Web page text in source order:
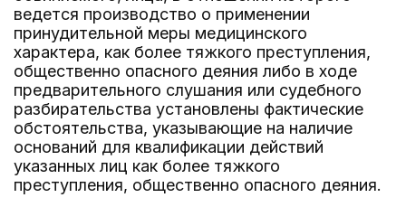
ведется производство о применении
принудительной меры медицинского
характера, как более тяжкого преступления,
общественно опасного деяния либо в ходе
предварительного слушания или судебного
разбирательства установлены фактические
обстоятельства, указывающие на наличие
оснований для квалификации действий
указанных лиц как более тяжкого
преступления, общественно опасного деяния.